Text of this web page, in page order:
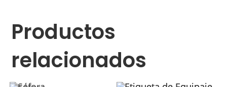
Productos
relacionados